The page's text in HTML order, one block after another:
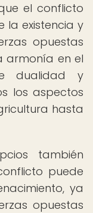
el conflicto
existencia y
opuestas
armonía en el
dualidad y
los aspectos
hasta
también
puede
ya
opuestas